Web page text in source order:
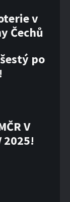
v
Čechů
po
V
2025!